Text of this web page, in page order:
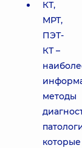
КТ,
МРТ,
ПЭТ-
КТ –
методы
которые